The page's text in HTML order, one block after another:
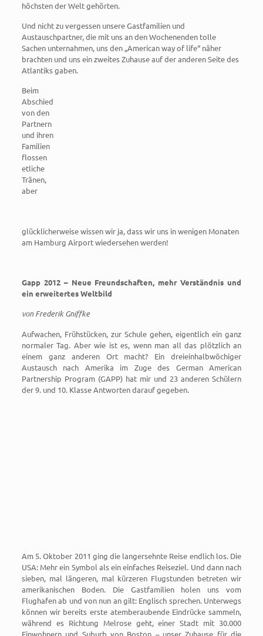
höchsten der Welt gehörten.
Und nicht zu vergessen unsere Gastfamilien und
Austauschpartner, die mit uns an den Wochenenden tolle
Sachen unternahmen, uns den „American way of life“ näher
brachten und uns ein zweites Zuhause auf der anderen Seite des
Atlantiks gaben.
Beim
Abschied
von den
Partnern
und ihren
Familien
flossen
etliche
Tränen,
aber
glücklicherweise wissen wir ja, dass wir uns in wenigen Monaten
am Hamburg Airport wiedersehen werden!
Gapp 2012 – Neue Freundschaften, mehr Verständnis und
ein erweitertes Weltbild
von Frederik Gniffke
Aufwachen, Frühstücken, zur Schule gehen, eigentlich ein ganz
normaler Tag. Aber wie ist es, wenn man all das plötzlich an
einem ganz anderen Ort macht? Ein dreieinhalbwöchiger
Austausch nach Amerika im Zuge des German American
Partnership Program (GAPP) hat mir und 23 anderen Schülern
der 9. und 10. Klasse Antworten darauf gegeben.
Am 5. Oktober 2011 ging die langersehnte Reise endlich los. Die
USA: Mehr ein Symbol als ein einfaches Reiseziel. Und dann nach
sieben, mal längeren, mal kürzeren Flugstunden betreten wir
amerikanischen Boden. Die Gastfamilien holen uns vom
Flughafen ab und von nun an gilt: Englisch sprechen. Unterwegs
können wir bereits erste atemberaubende Eindrücke sammeln,
während es Richtung Melrose geht, einer Stadt mit 30.000
Einwohnern und Suburb von Boston – unser Zuhause für die